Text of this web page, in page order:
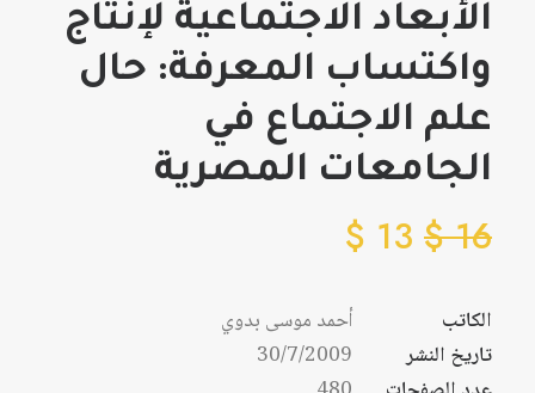
الأبعاد الاجتماعية لإنتاج
واكتساب المعرفة: حال
علم الاجتماع في
الجامعات المصرية
16
$
13
$
الكاتب
أحمد موسى بدوي
تاريخ النشر
30/7/2009